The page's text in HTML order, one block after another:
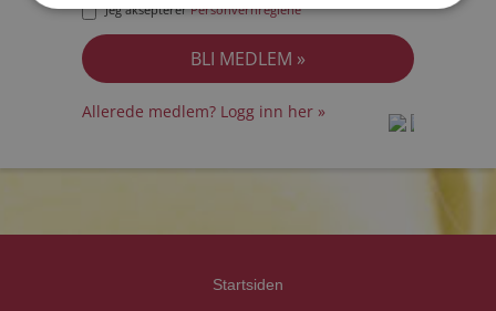
Jeg akseptererPersonvernreglene
Allerede medlem? Logg inn her »
Startsiden